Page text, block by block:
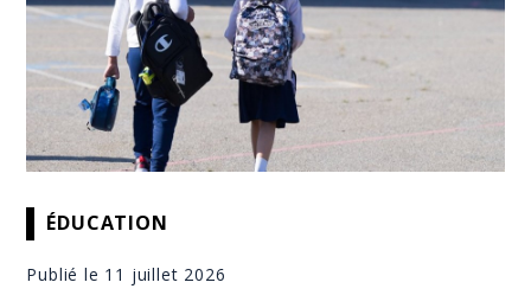
ÉDUCATION
Publié le 11 juillet 2026